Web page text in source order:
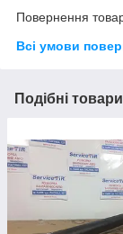
Повернення
Всі умови
Подібні